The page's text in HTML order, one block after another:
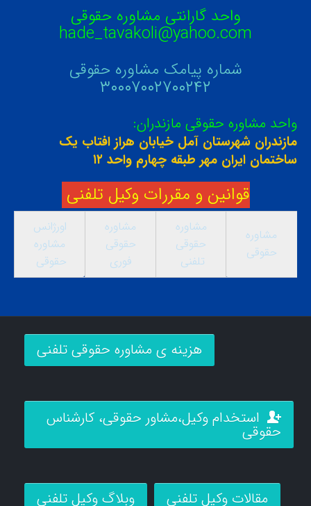
واحد گارانتی مشاوره حقوقی
hade_tavakoli@yahoo.com
شماره پیامک مشاوره حقوقی
۳۰۰۰۷۰۰۲۷۰۰۲۴۲
واحد مشاوره حقوقی مازندران:
مازندران شهرستان آمل خیابان هراز افتاب یک
ساختمان ایران مهر طبقه چهارم واحد ۱۲
قوانین و مقررات وکیل تلفنی
مشاوره
حقوقی
مشاوره
حقوقی
تلفنی
مشاوره
حقوقی
فوری
اورژانس
مشاوره
حقوقی
هزینه ی مشاوره حقوقی تلفنی
استخدام وکیل،مشاور حقوقی، کارشناس
حقوقی
وبلاگ وکیل تلفنی مقالات وکیل تلفنی